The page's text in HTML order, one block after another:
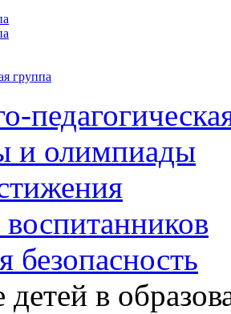
группа
и олимпиады
безопасность
в